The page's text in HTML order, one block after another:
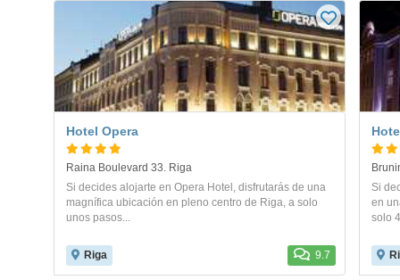
Hotel Opera
Raina Boulevard 33. Riga
Si decides alojarte en Opera Hotel, disfrutarás de una
magnífica ubicación en pleno centro de Riga, a solo
unos pasos...
Riga 9.7
Si
en
solo